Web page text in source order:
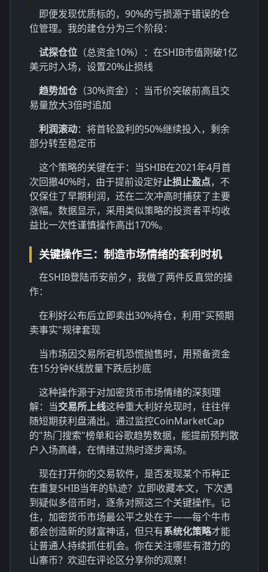
即便发现优质标的，90%的亏损源于错误的仓
位管理。我的建仓分为三个阶段：
试探仓位 （总资金10%）：在SHIB市值刚破1亿
美元时入场，设置20%止损线
趋势加仓 （30%资金）：当币价突破前高且交
易量放大3倍时追加
利润滚动：将首轮盈利的50%继续投入，剩余
部分转至稳定币
这个策略的关键在于：当SHIB在2021年4月首
次回撤40%时，由于提前设定好止损止盈点，不
仅保住了早期利润，还在二次冲高时捕获了主要
涨幅。数据显示，采用类似策略的投资者平均收
益比一次性谨慎操作高出170%。
关键操作三：制造市场情绪的套利时机
在SHIB登陆币安前夕，我做了两件反直觉的操
作：
在利好公布后立即卖出30%持仓，利用"买预期
卖事实"规律套现
当市场因交易所宕机恐慌抛售时，用预备资金
在15分钟K线放量下跌后抄底
这种操作源于对加密货币市场情绪的深刻理
解：当交易所上线这种重大利好兑现时，往往伴
随短期获利盘涌出。通过监控CoinMarketCap
的"热门搜索"榜单和谷歌趋势数据，能提前预判散
户入场高峰，在情绪过热时逐步离场。
现在打开你的交易软件，是否发现某个币种正
在重复SHIB当年的轨迹？立即收藏本文，下次遇
到疑似多倍币时，逐条对照这三个关键操作。记
住，加密货币市场最公平之处在于——每个牛市
都会创造新的财富神话，但只有系统化策略才能
让普通人持续抓住机会。你在关注哪些有潜力的
山寨币？欢迎在评论区分享你的观察！